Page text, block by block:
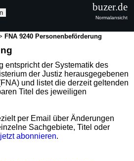
FNA 9240 Personenbeförderung
entspricht der Systematik des
der Justiz herausgegebenen
und listet die derzeit geltenden
Titel des jeweiligen
per Email über Änderungen
Sachgebiete, Titel oder
jetzt abonnieren.
buzer.de
Normalansicht